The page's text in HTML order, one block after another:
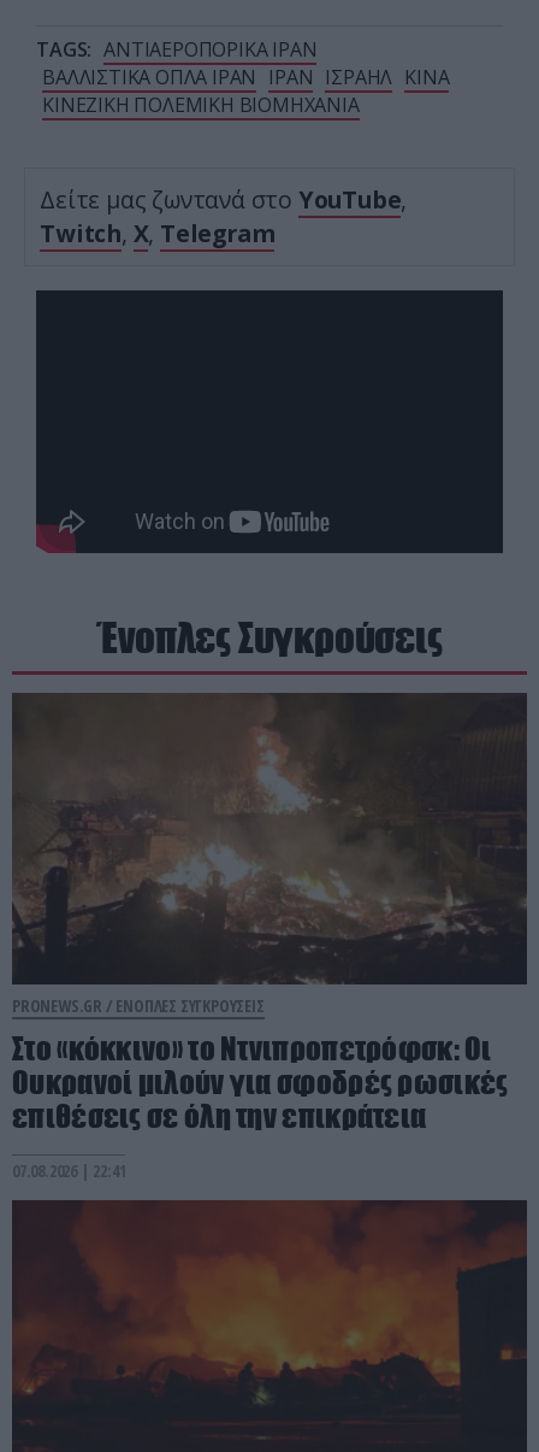
TAGS: ΑΝΤΙΑΕΡΟΠΟΡΙΚΑ ΙΡΑΝ
ΒΑΛΛΙΣΤΙΚΑ ΟΠΛΑ ΙΡΑΝ
ΙΡΑΝ ΙΣΡΑΗΛ ΚΙΝΑ
ΚΙΝΕΖΙΚΗ ΠΟΛΕΜΙΚΗ ΒΙΟΜΗΧΑΝΙΑ
Δείτε μας ζωντανά στο YouTube,
Twitch, X, Telegram
Ένοπλες Συγκρούσεις
PRONEWS.GR / ΕΝΟΠΛΕΣ ΣΥΓΚΡΟΥΣΕΙΣ
Στο «κόκκινο» το Ντνιπροπετρόφσκ: Οι
Ουκρανοί μιλούν για σφοδρές ρωσικές
επιθέσεις σε όλη την επικράτεια
07.08.2026 | 22:41